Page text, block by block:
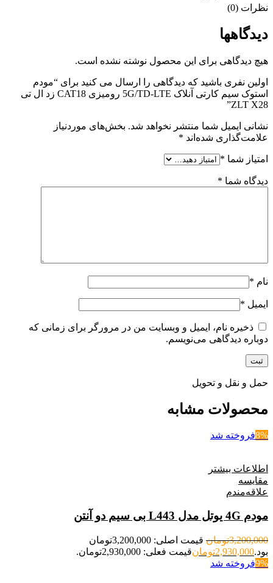
نظرات (0)
دیدگاهها
هیچ دیدگاهی برای این محصول نوشته نشده است.
اولین نفری باشید که دیدگاهی را ارسال می کنید برای “مودم
استوک سیم کارتی آنلاک 5G/TD-LTE رومیزی CAT18 زد ال تی
ZLT X28”
نشانی ایمیل شما منتشر نخواهد شد. بخش‌های موردنیاز
علامت‌گذاری شده‌اند *
امتیاز شما *
دیدگاه شما *
نام *
ایمیل *
ذخیره نام، ایمیل و وبسایت من در مرورگر برای زمانی که
دوباره دیدگاهی می‌نویسم.
حمل و نقل و تحویل
محصولات مشابه
8%فروخته شد
اطلاعات بیشتر
مقایسه
علاقه‌مندم
مودم 4G یوتل مدل L443 بی سیم دو آنتن
3,200,000تومان
قیمت اصلی: 3,200,000تومان
بود.2,930,000تومانقیمت فعلی: 2,930,000تومان.
9%فروخته شد